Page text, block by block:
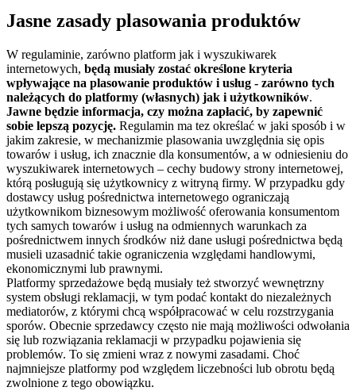
Jasne zasady plasowania produktów
W regulaminie, zarówno platform jak i wyszukiwarek
internetowych, będą musiały zostać określone kryteria
wpływające na plasowanie produktów i usług - zarówno tych
należących do platformy (własnych) jak i użytkowników.
Jawne będzie informacja, czy można zapłacić, by zapewnić
sobie lepszą pozycję. Regulamin ma tez określać w jaki sposób i w
jakim zakresie, w mechanizmie plasowania uwzględnia się opis
towarów i usług, ich znacznie dla konsumentów, a w odniesieniu do
wyszukiwarek internetowych – cechy budowy strony internetowej,
którą posługują się użytkownicy z witryną firmy. W przypadku gdy
dostawcy usług pośrednictwa internetowego ograniczają
użytkownikom biznesowym możliwość oferowania konsumentom
tych samych towarów i usług na odmiennych warunkach za
pośrednictwem innych środków niż dane usługi pośrednictwa będą
musieli uzasadnić takie ograniczenia względami handlowymi,
ekonomicznymi lub prawnymi.
Platformy sprzedażowe będą musiały też stworzyć wewnętrzny
system obsługi reklamacji, w tym podać kontakt do niezależnych
mediatorów, z którymi chcą współpracować w celu rozstrzygania
sporów. Obecnie sprzedawcy często nie mają możliwości odwołania
się lub rozwiązania reklamacji w przypadku pojawienia się
problemów. To się zmieni wraz z nowymi zasadami. Choć
najmniejsze platformy pod względem liczebności lub obrotu będą
zwolnione z tego obowiązku.